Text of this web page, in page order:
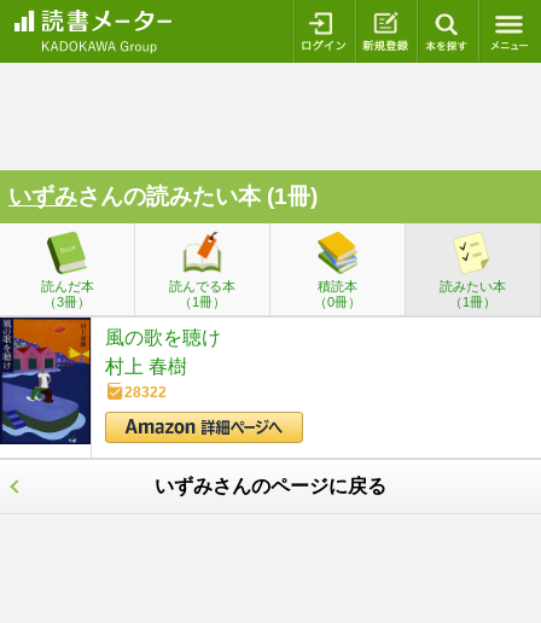
ログイン 新規登録
いずみさんの読みたい本 (1冊)
読んだ本
（3冊）
読んでる本
（1冊）
積読本
（0冊）
読みたい本
（1冊）
風の歌を聴け
村上 春樹
28322
いずみさんのページに戻る